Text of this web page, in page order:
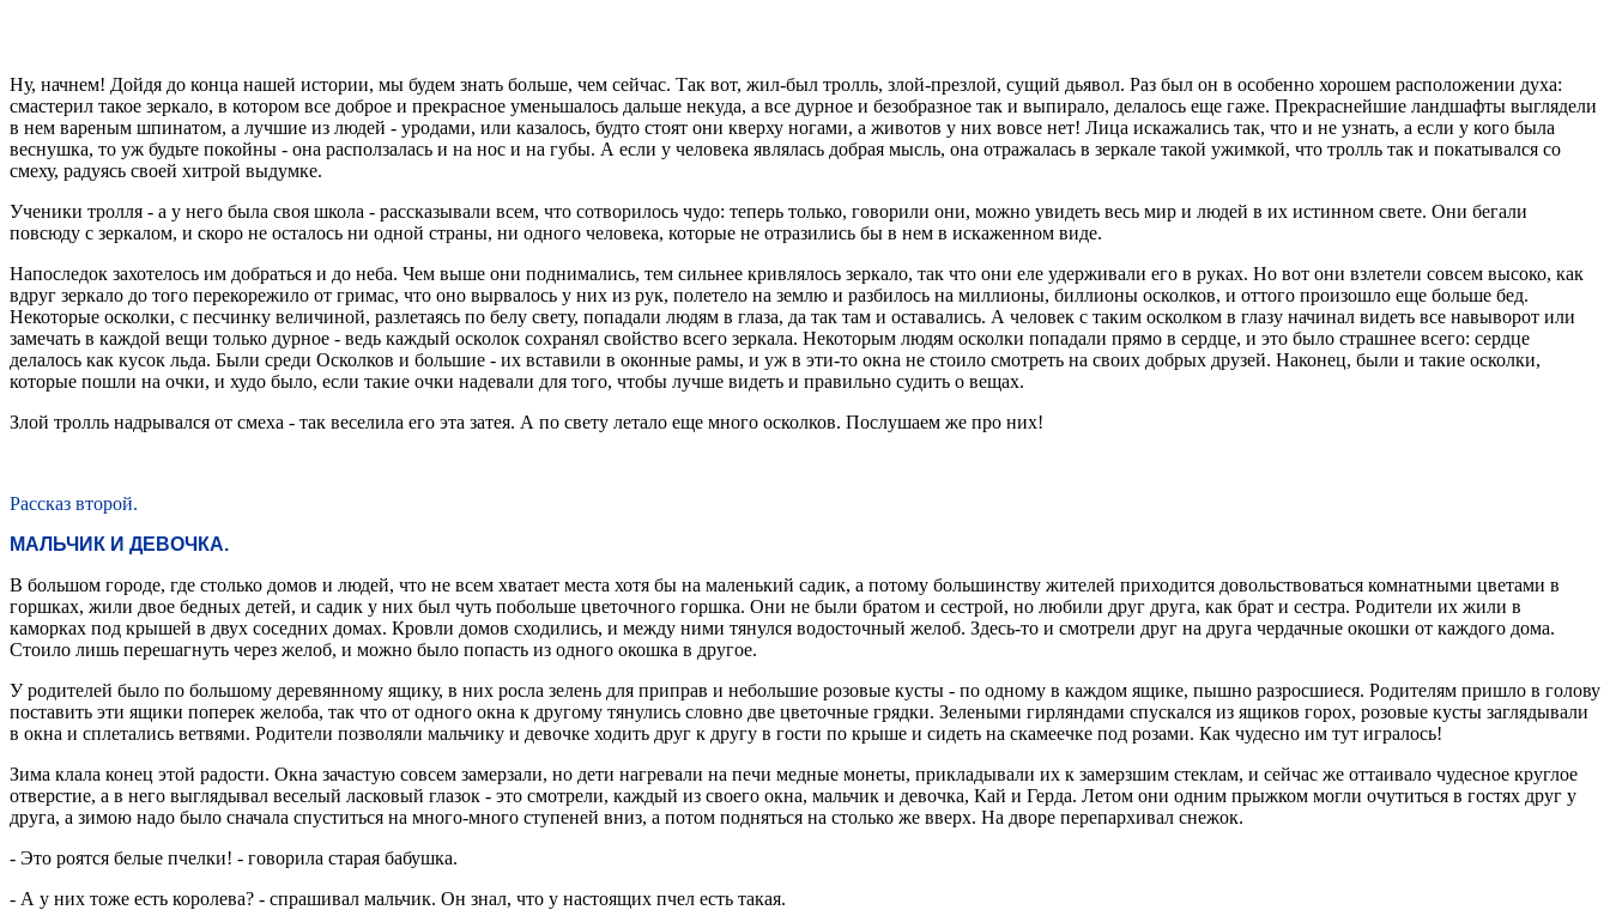
Ну, начнем! Дойдя до конца нашей истории, мы будем знать больше, чем сейчас. Так вот, жил-был тролль, злой-презлой, сущий дьявол. Раз был он в особенно хорошем расположении духа:
смастерил такое зеркало, в котором все доброе и прекрасное уменьшалось дальше некуда, а все дурное и безобразное так и выпирало, делалось еще гаже. Прекраснейшие ландшафты выглядели
в нем вареным шпинатом, а лучшие из людей - уродами, или казалось, будто стоят они кверху ногами, а животов у них вовсе нет! Лица искажались так, что и не узнать, а если у кого была
веснушка, то уж будьте покойны - она расползалась и на нос и на губы. А если у человека являлась добрая мысль, она отражалась в зеркале такой ужимкой, что тролль так и покатывался со
смеху, радуясь своей хитрой выдумке.
Ученики тролля - а у него была своя школа - рассказывали всем, что сотворилось чудо: теперь только, говорили они, можно увидеть весь мир и людей в их истинном свете. Они бегали
повсюду с зеркалом, и скоро не осталось ни одной страны, ни одного человека, которые не отразились бы в нем в искаженном виде.
Напоследок захотелось им добраться и до неба. Чем выше они поднимались, тем сильнее кривлялось зеркало, так что они еле удерживали его в руках. Но вот они взлетели совсем высоко, как
вдруг зеркало до того перекорежило от гримас, что оно вырвалось у них из рук, полетело на землю и разбилось на миллионы, биллионы осколков, и оттого произошло еще больше бед.
Некоторые осколки, с песчинку величиной, разлетаясь по белу свету, попадали людям в глаза, да так там и оставались. А человек с таким осколком в глазу начинал видеть все навыворот или
замечать в каждой вещи только дурное - ведь каждый осколок сохранял свойство всего зеркала. Некоторым людям осколки попадали прямо в сердце, и это было страшнее всего: сердце
делалось как кусок льда. Были среди Осколков и большие - их вставили в оконные рамы, и уж в эти-то окна не стоило смотреть на своих добрых друзей. Наконец, были и такие осколки,
которые пошли на очки, и худо было, если такие очки надевали для того, чтобы лучше видеть и правильно судить о вещах.
Злой тролль надрывался от смеха - так веселила его эта затея. А по свету летало еще много осколков. Послушаем же про них!
Рассказ второй.
МАЛЬЧИК И ДЕВОЧКА.
В большом городе, где столько домов и людей, что не всем хватает места хотя бы на маленький садик, а потому большинству жителей приходится довольствоваться комнатными цветами в
горшках, жили двое бедных детей, и садик у них был чуть побольше цветочного горшка. Они не были братом и сестрой, но любили друг друга, как брат и сестра. Родители их жили в
каморках под крышей в двух соседних домах. Кровли домов сходились, и между ними тянулся водосточный желоб. Здесь-то и смотрели друг на друга чердачные окошки от каждого дома.
Стоило лишь перешагнуть через желоб, и можно было попасть из одного окошка в другое.
У родителей было по большому деревянному ящику, в них росла зелень для приправ и небольшие розовые кусты - по одному в каждом ящике, пышно разросшиеся. Родителям пришло в голову
поставить эти ящики поперек желоба, так что от одного окна к другому тянулись словно две цветочные грядки. Зелеными гирляндами спускался из ящиков горох, розовые кусты заглядывали
в окна и сплетались ветвями. Родители позволяли мальчику и девочке ходить друг к другу в гости по крыше и сидеть на скамеечке под розами. Как чудесно им тут игралось!
Зима клала конец этой радости. Окна зачастую совсем замерзали, но дети нагревали на печи медные монеты, прикладывали их к замерзшим стеклам, и сейчас же оттаивало чудесное круглое
отверстие, а в него выглядывал веселый ласковый глазок - это смотрели, каждый из своего окна, мальчик и девочка, Кай и Герда. Летом они одним прыжком могли очутиться в гостях друг у
друга, а зимою надо было сначала спуститься на много-много ступеней вниз, а потом подняться на столько же вверх. На дворе перепархивал снежок.
- Это роятся белые пчелки! - говорила старая бабушка.
- А у них тоже есть королева? - спрашивал мальчик. Он знал, что у настоящих пчел есть такая.